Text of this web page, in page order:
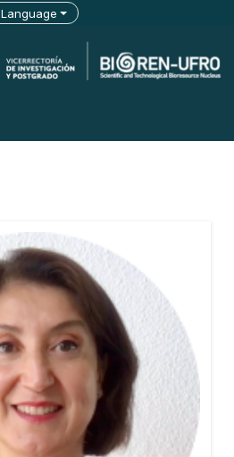
Language